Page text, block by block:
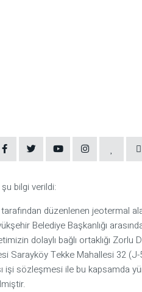
bilgi verildi:
düzenlenen jeotermal
Belediye Başkanlığı
dolaylı bağlı ortaklığı Zorlu
Sarayköy Tekke Mahallesi 32
işi sözleşmesi ile bu kapsamda